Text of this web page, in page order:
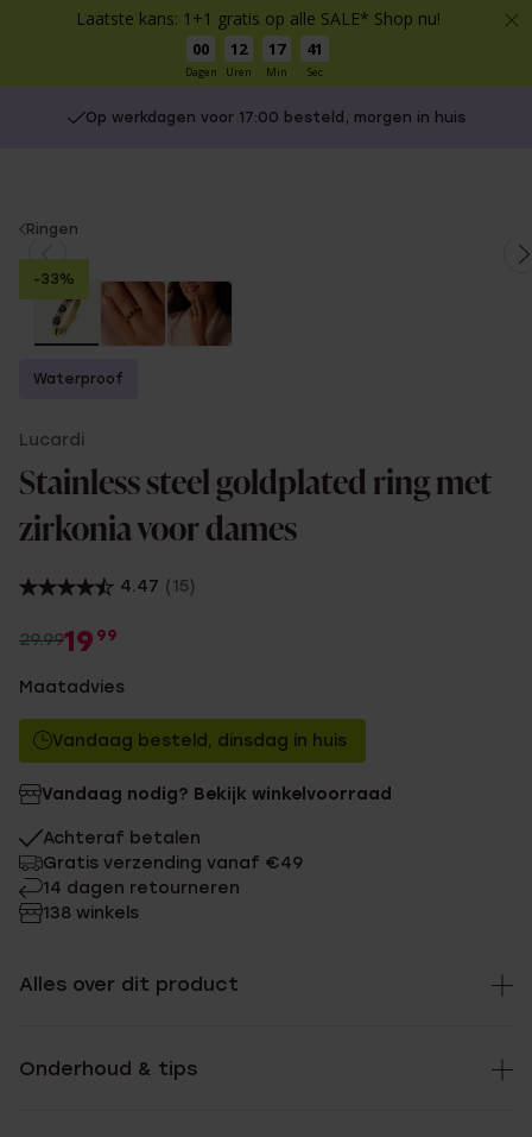
Laatste kans: 1+1 gratis op alle SALE* Shop nu!
00
Dagen
12
Uren
17
Min
41
Sec
Op werkdagen voor 17:00 besteld, morgen in huis
You
are
here:
Ringen
-33%
Waterproof
Lucardi
Stainless steel goldplated ring met
zirkonia voor dames
4.47 (15)
29.9919 99
Maatadvies
Vandaag besteld, dinsdag in huis
Vandaag nodig? Bekijk winkelvoorraad
Achteraf betalen
Gratis verzending vanaf €49
14 dagen retourneren
138 winkels
Alles over dit product
Onderhoud & tips